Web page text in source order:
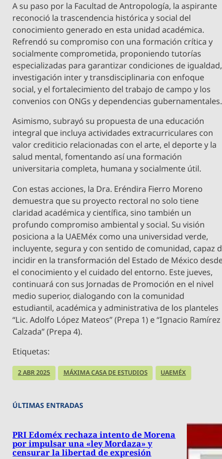
A su paso por la Facultad de Antropología, la aspirante
reconoció la trascendencia histórica y social del
conocimiento generado en esta unidad académica.
Refrendó su compromiso con una formación crítica y
socialmente comprometida, proponiendo tutorías
especializadas para garantizar condiciones de igualdad,
investigación inter y transdisciplinaria con enfoque
social, y el fortalecimiento del trabajo de campo y los
convenios con ONGs y dependencias gubernamentales.
Asimismo, subrayó su propuesta de una educación
integral que incluya actividades extracurriculares con
valor crediticio relacionadas con el arte, el deporte y la
salud mental, fomentando así una formación
universitaria completa, humana y socialmente útil.
Con estas acciones, la Dra. Eréndira Fierro Moreno
demuestra que su proyecto rectoral no solo tiene
claridad académica y científica, sino también un
profundo compromiso ambiental y social. Su visión
posiciona a la UAEMéx como una universidad verde,
incluyente, segura y con sentido de comunidad, capaz
incidir en la transformación del Estado de México
el conocimiento y el cuidado del entorno. Este jueves,
continuará con sus Jornadas de Promoción en el nivel
medio superior, dialogando con la comunidad
estudiantil, académica y administrativa de los planteles
“Lic. Adolfo López Mateos” (Prepa 1) e “Ignacio Ramírez
Calzada” (Prepa 4).
Etiquetas:
2 ABR 2025 MÁXIMA CASA DE ESTUDIOS UAEMÉX
ÚLTIMAS ENTRADAS
PRI Edoméx rechaza intento de Morena
por impulsar una «ley Mordaza» y
censurar la libertad de expresión